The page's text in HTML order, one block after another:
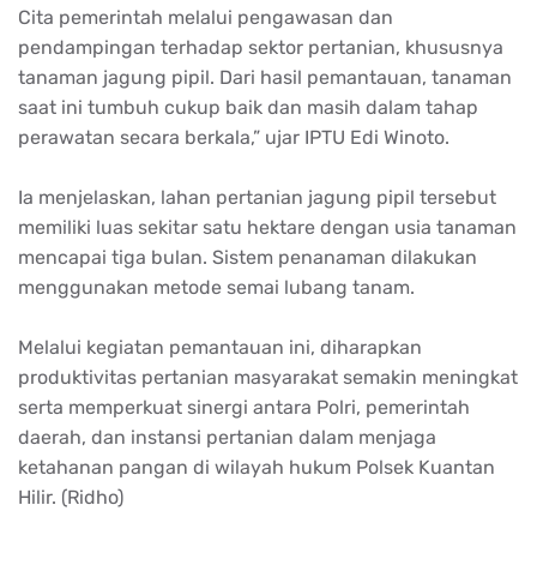
Cita pemerintah melalui pengawasan dan
pendampingan terhadap sektor pertanian, khususnya
tanaman jagung pipil. Dari hasil pemantauan, tanaman
saat ini tumbuh cukup baik dan masih dalam tahap
perawatan secara berkala,” ujar IPTU Edi Winoto.
Ia menjelaskan, lahan pertanian jagung pipil tersebut
memiliki luas sekitar satu hektare dengan usia tanaman
mencapai tiga bulan. Sistem penanaman dilakukan
menggunakan metode semai lubang tanam.
Melalui kegiatan pemantauan ini, diharapkan
produktivitas pertanian masyarakat semakin meningkat
serta memperkuat sinergi antara Polri, pemerintah
daerah, dan instansi pertanian dalam menjaga
ketahanan pangan di wilayah hukum Polsek Kuantan
Hilir. (Ridho)